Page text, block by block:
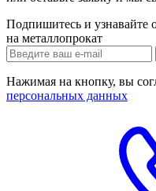
Подпишитесь и узнавайте
на металлопрокат
Нажимая на кнопку, вы
персональных данных